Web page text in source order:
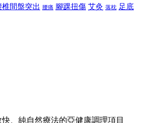
椎間盤突出 腰痛 腳踝扭傷 艾灸 落枕 足底
、純自然療法的亞健康調理項目